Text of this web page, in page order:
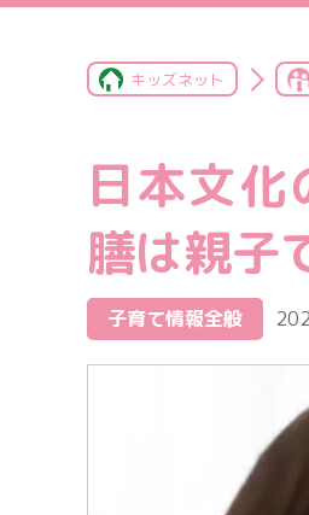
キッズネット
日本文
膳は親子
子育て情報全般